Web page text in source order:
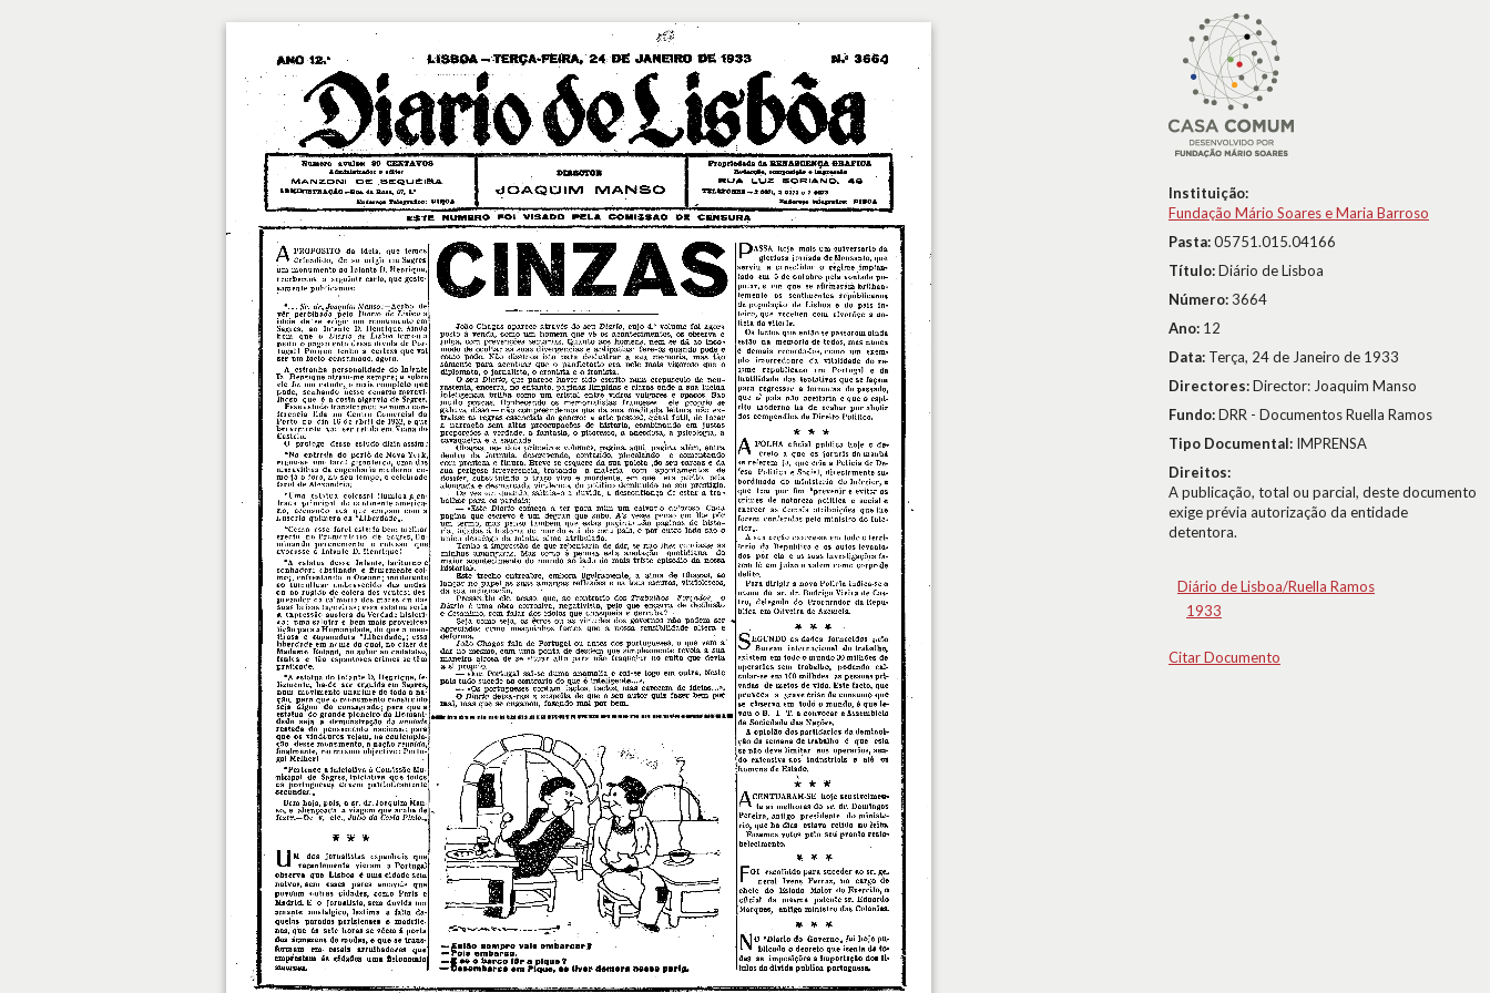
Instituição:
Fundação Mário Soares e Maria Barroso
Pasta:05751.015.04166
Título:Diário de Lisboa
Número:3664
Ano: 12
Data: Terça, 24 de Janeiro de 1933
Directores:Director: Joaquim Manso
Fundo:DRR - Documentos Ruella Ramos
Tipo Documental: IMPRENSA
Direitos:
A publicação, total ou parcial, deste documento
exige prévia autorização da entidade
detentora.
Diário de Lisboa/Ruella Ramos
1933
Citar Documento